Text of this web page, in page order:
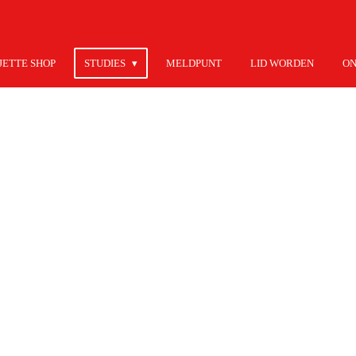
SHOP STUDIES MELDPUNT LID WORDEN